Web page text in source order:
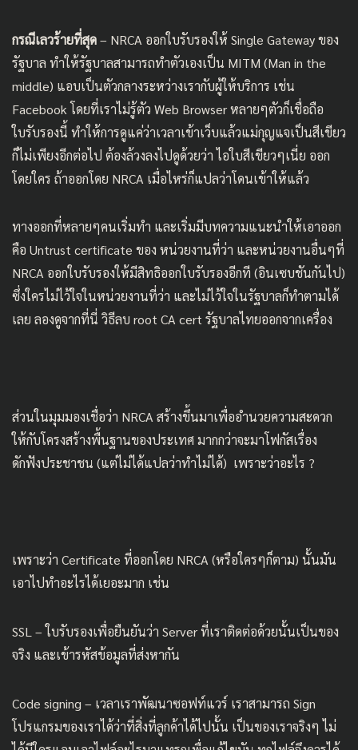
กรณีเลวร้ายที่สุด– NRCA ออกใบรับรองให้ Single Gateway ของ
รัฐบาล ทำให้รัฐบาลสามารถทำตัวเองเป็น MITM (Man in the
middle) แอบเป็นตัวกลางระหว่างเรากับผู้ให้บริการ เช่น
Facebook โดยที่เราไม่รู้ตัว Web Browser หลายๆตัวก็เชื่อถือ
ใบรับรองนี้ ทำให้การดูแค่ว่าเวลาเข้าเว็บแล้วแม่กุญแจเป็นสีเขียว
ก็ไม่เพียงอีกต่อไป ต้องล้วงลงไปดูด้วยว่า ไอใบสีเขียวๆเนี่ย ออก
โดยใคร ถ้าออกโดย NRCA เมื่อไหร่ก็แปลว่าโดนเข้าให้แล้ว
ทางออกที่หลายๆคนเริ่มทำ และเริ่มมีบทความแนะนำให้เอาออก
คือ Untrust certificate ของ หน่วยงานที่ว่า และหน่วยงานอื่นๆที่
NRCA ออกใบรับรองให้มีสิทธิออกใบรับรองอีกที (อินเซบชันกันไป)
ซึ่งใครไม่ไว้ใจในหน่วยงานที่ว่า และไม่ไว้ใจในรัฐบาลก็ทำตามได้
เลย ลองดูจากที่นี่ วิธีลบ root CA cert รัฐบาลไทยออกจากเครื่อง
ส่วนในมุมมองเชื่อว่า NRCA สร้างขึ้นมาเพื่ออำนวยความสะดวก
ให้กับโครงสร้างพื้นฐานของประเทศ มากกว่าจะมาโฟกัสเรื่อง
ดักฟังประชาชน (แต่ไม่ได้แปลว่าทำไม่ได้) เพราะว่าอะไร ?
เพราะว่า Certificate ที่ออกโดย NRCA (หรือใครๆก็ตาม) นั้นมัน
เอาไปทำอะไรได้เยอะมาก เช่น
SSL – ใบรับรองเพื่อยืนยันว่า Server ที่เราติดต่อด้วยนั้นเป็นของ
จริง และเข้ารหัสข้อมูลที่ส่งหากัน
Code signing – เวลาเราพัฒนาซอฟท์แวร์ เราสามารถ Sign
โปรแกรมของเราได้ว่าที่สิ่งที่ลูกค้าได้ไปนั้น เป็นของเราจริงๆ ไม่